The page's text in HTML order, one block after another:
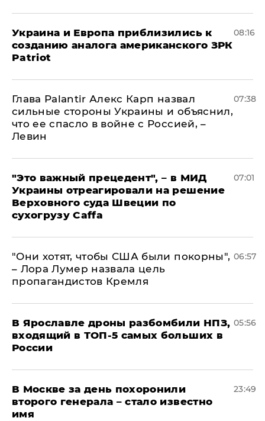
Украина и Европа приблизились к
созданию аналога американского ЗРК
Patriot
08:16
Глава Palantir Алекс Карп назвал
сильные стороны Украины и объяснил,
что ее спасло в войне с Россией, –
Левин
07:38
"Это важный прецедент", – в МИД
Украины отреагировали на решение
Верховного суда Швеции по
сухогрузу Caffa
07:01
"Они хотят, чтобы США были покорны",
– Лора Лумер назвала цель
пропагандистов Кремля
06:57
В Ярославле дроны разбомбили НПЗ,
входящий в ТОП-5 самых больших в
России
05:56
В Москве за день похоронили
второго генерала – стало известно
имя
23:49